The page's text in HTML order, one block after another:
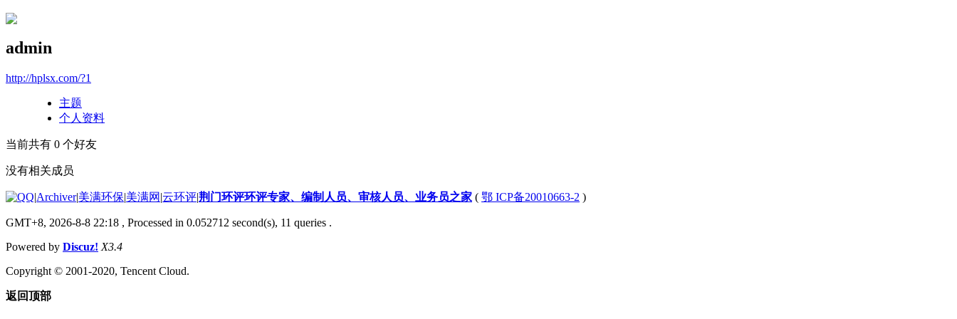
admin
http://hplsx.com/?1
主题
个人资料
当前共有 0 个好友
没有相关成员
|Archiver|美满环保|美满网 |云环评|荆门环评环评专家、编制人员、审核人员、业务员之家 ( 鄂 ICP备20010663-2 )
GMT+8, 2026-8-8 22:18 , Processed in 0.052712 second(s), 11 queries .
Powered by Discuz! X3.4
Copyright © 2001-2020, Tencent Cloud.
返回顶部